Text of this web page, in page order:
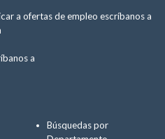
a ofertas de empleo escríbanos a
a
Búsquedas por